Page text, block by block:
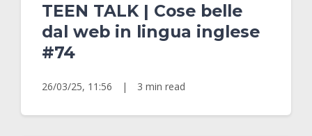
TEEN TALK | Cose belle
dal web in lingua inglese
#74
26/03/25, 11:56 | 3 min read